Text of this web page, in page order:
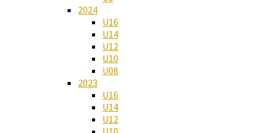
2024
U16
U14
U12
U10
U08
2023
U16
U14
U12